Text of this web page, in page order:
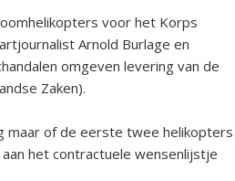
voor het Korps
Arnold Burlage en
omgeven levering van de
Zaken).
maar of de eerste twee helikopters
het contractuele wensenlijstje